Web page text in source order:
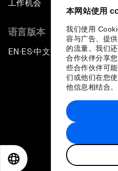
本网站使用
我们使用
容与广告、提
的流量。我们
合作伙伴分享
些合作伙伴可
们或他们在您
他信息相结合。
工作机会
语言版本
EN ▪ ES▪中文▪ 日本語
站点
世